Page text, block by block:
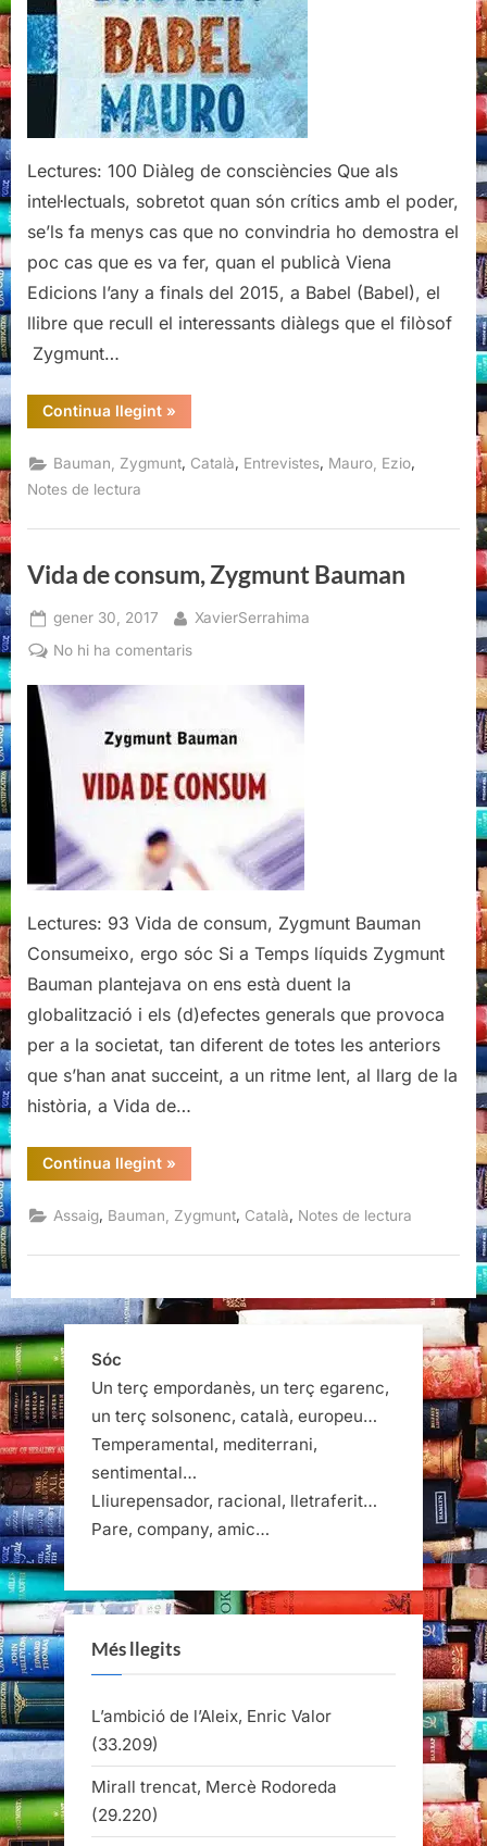
i
Ezio
Mauro
Lectures: 100 Diàleg de consciències Que als
intel·lectuals, sobretot quan són crítics amb el poder,
se’ls fa menys cas que no convindria ho demostra el
poc cas que es va fer, quan el publicà Viena
Edicions l’any a finals del 2015, a Babel (Babel), el
llibre que recull el interessants diàlegs que el filòsof
Zygmunt…
Continua llegint“Babel,
Zygmunt
Ezio
»
Bauman, Zygmunt, Català, Entrevistes, Mauro, Ezio,
Notes de lectura
Vida de consum, Zygmunt Bauman
Posted
on
gener 30, 2017 By
XavierSerrahima
No hi ha comentarisa
Zygmunt
Bauman
Lectures: 93 Vida de consum, Zygmunt Bauman
Consumeixo, ergo sóc Si a Temps líquids Zygmunt
Bauman plantejava on ens està duent la
globalització i els (d)efectes generals que provoca
per a la societat, tan diferent de totes les anteriors
que s’han anat succeint, a un ritme lent, al llarg de la
història, a Vida de…
Continua llegint“Vida
de
Zygmunt
Bauman”
»
Assaig Bauman, Zygmunt Català Notes de lectura
Sóc
Un terç empordanès, un terç egarenc,
un terç solsonenc, català, europeu…
Temperamental, mediterrani,
sentimental…
Lliurepensador, racional, lletraferit…
Pare, company, amic…
Més llegits
L’ambició de l’Aleix, Enric Valor
(33.209)
Mirall trencat, Mercè Rodoreda
(29.220)